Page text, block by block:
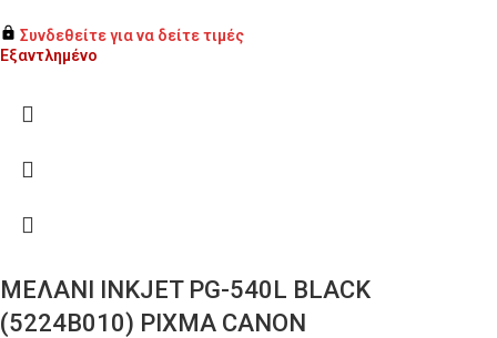
Συνδεθείτε για να δείτε τιμές
Εξαντλημένο
ΜΕΛΑΝΙ INKJET PG-540L BLACK
(5224B010) PIXMA CANON